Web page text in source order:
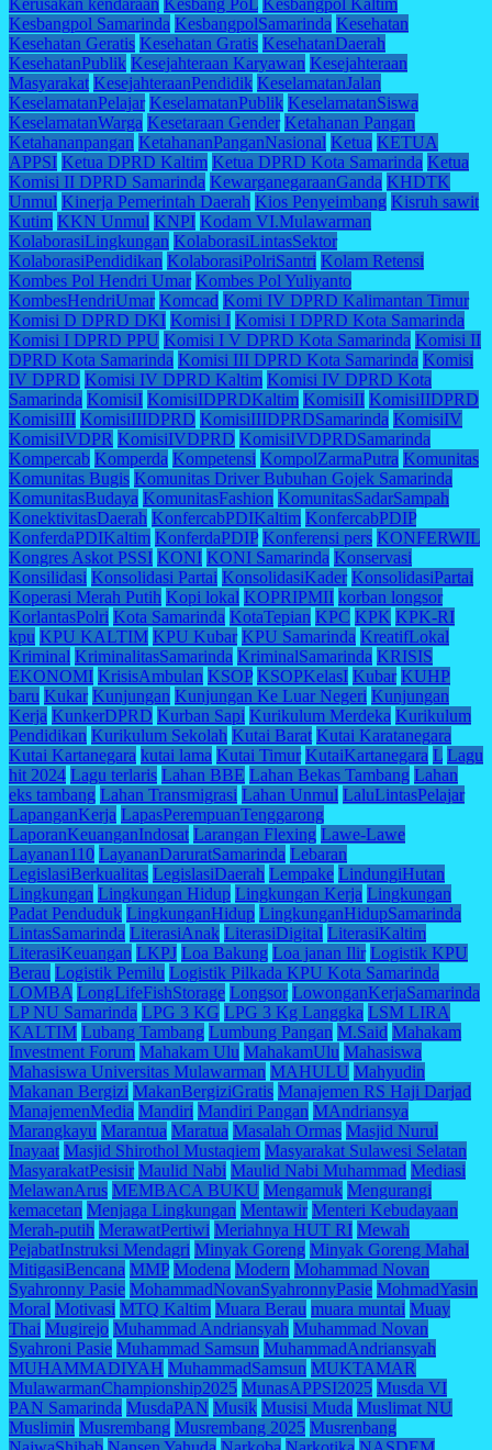
Kesbangpol Samarinda KesbangpolSamarinda Kesehatan
Kesehatan Geratis Kesehatan Gratis KesehatanDaerah
KesehatanPublik Kesejahteraan Karyawan Kesejahteraan
Masyarakat KesejahteraanPendidik KeselamatanJalan
KeselamatanPelajar KeselamatanPublik KeselamatanSiswa
KeselamatanWarga Kesetaraan Gender Ketahanan Pangan
Ketahananpangan KetahananPanganNasional Ketua KETUA
APPSI Ketua DPRD Kaltim Ketua DPRD Kota Samarinda Ketua
Komisi II DPRD Samarinda KewarganegaraanGanda KHDTK
Unmul Kinerja Pemerintah Daerah Kios Penyeimbang Kisruh sawit
Kutim KKN Unmul KNPI Kodam VI.Mulawarman
KolaborasiLingkungan KolaborasiLintasSektor
KolaborasiPendidikan KolaborasiPolriSantri Kolam Retensi
Kombes Pol Hendri Umar Kombes Pol Yuliyanto
KombesHendriUmar Komcad Komi IV DPRD Kalimantan Timur
Komisi D DPRD DKI Komisi I Komisi I DPRD Kota Samarinda
Komisi I DPRD PPU Komisi I V DPRD Kota Samarinda Komisi II
DPRD Kota Samarinda Komisi III DPRD Kota Samarinda Komisi
IV DPRD Komisi IV DPRD Kaltim Komisi IV DPRD Kota
Samarinda KomisiI KomisiIDPRDKaltim KomisiII KomisiIIDPRD
KomisiIII KomisiIIIDPRD KomisiIIIDPRDSamarinda KomisiIV
KomisiIVDPR KomisiIVDPRD KomisiIVDPRDSamarinda
Kompercab Komperda Kompetensi KompolZarmaPutra Komunitas
Komunitas Bugis Komunitas Driver Bubuhan Gojek Samarinda
KomunitasBudaya KomunitasFashion KomunitasSadarSampah
KonektivitasDaerah KonfercabPDIKaltim KonfercabPDIP
KonferdaPDIKaltim KonferdaPDIP Konferensi pers KONFERWIL
Kongres Askot PSSI KONI KONI Samarinda Konservasi
Konsilidasi Konsolidasi Partai KonsolidasiKader KonsolidasiPartai
Koperasi Merah Putih Kopi lokal KOPRIPMII korban longsor
KorlantasPolri Kota Samarinda KotaTepian KPC KPK KPK-RI
kpu KPU KALTIM KPU Kubar KPU Samarinda KreatifLokal
Kriminal KriminalitasSamarinda KriminalSamarinda KRISIS
EKONOMI KrisisAmbulan KSOP KSOPKelasI Kubar KUHP
baru Kukar Kunjungan Kunjungan Ke Luar Negeri Kunjungan
Kerja KunkerDPRD Kurban Sapi Kurikulum Merdeka Kurikulum
Pendidikan Kurikulum Sekolah Kutai Barat Kutai Karatanegara
Kutai Kartanegara kutai lama Kutai Timur KutaiKartanegara L Lagu
hit 2024 Lagu terlaris Lahan BBE Lahan Bekas Tambang Lahan
eks tambang Lahan Transmigrasi Lahan Unmul LaluLintasPelajar
LapanganKerja LapasPerempuanTenggarong
LaporanKeuanganIndosat Larangan Flexing Lawe-Lawe
Layanan110 LayananDaruratSamarinda Lebaran
LegislasiBerkualitas LegislasiDaerah Lempake LindungiHutan
Lingkungan Lingkungan Hidup Lingkungan Kerja Lingkungan
Padat Penduduk LingkunganHidup LingkunganHidupSamarinda
LintasSamarinda LiterasiAnak LiterasiDigital LiterasiKaltim
LiterasiKeuangan LKPJ Loa Bakung Loa janan Ilir Logistik KPU
Berau Logistik Pemilu Logistik Pilkada KPU Kota Samarinda
LOMBA LongLifeFishStorage Longsor LowonganKerjaSamarinda
LP NU Samarinda LPG 3 KG LPG 3 Kg Langgka LSM LIRA
KALTIM Lubang Tambang Lumbung Pangan M.Said Mahakam
Investment Forum Mahakam Ulu MahakamUlu Mahasiswa
Mahasiswa Universitas Mulawarman MAHULU Mahyudin
Makanan Bergizi MakanBergiziGratis Manajemen RS Haji Darjad
ManajemenMedia Mandiri Mandiri Pangan MAndriansya
Marangkayu Marantua Maratua Masalah Ormas Masjid Nurul
Inayaat Masjid Shirothol Mustaqiem Masyarakat Sulawesi Selatan
MasyarakatPesisir Maulid Nabi Maulid Nabi Muhammad Mediasi
MelawanArus MEMBACA BUKU Mengamuk Mengurangi
kemacetan Menjaga Lingkungan Mentawir Menteri Kebudayaan
Merah-putih MerawatPertiwi Meriahnya HUT RI Mewah
PejabatInstruksi Mendagri Minyak Goreng Minyak Goreng Mahal
MitigasiBencana MMP Modena Modern Mohammad Novan
Syahronny Pasie MohammadNovanSyahronnyPasie MohmadYasin
Moral Motivasi MTQ Kaltim Muara Berau muara muntai Muay
Thai Mugirejo Muhammad Andriansyah Muhammad Novan
Syahroni Pasie Muhammad Samsun MuhammadAndriansyah
MUHAMMADIYAH MuhammadSamsun MUKTAMAR
MulawarmanChampionship2025 MunasAPPSI2025 Musda VI
PAN Samarinda MusdaPAN Musik Musisi Muda Muslimat NU
Muslimin Musrembang Musrembang 2025 Musrenbang